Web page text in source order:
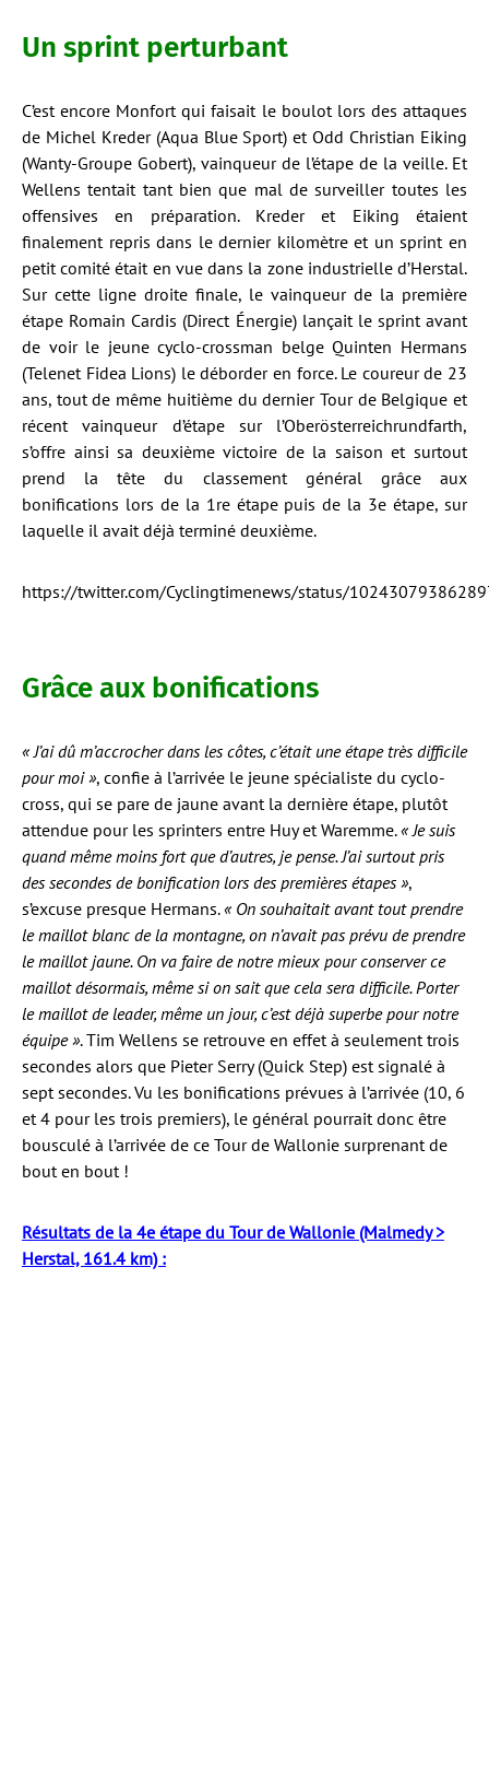
Un sprint perturbant
C’est encore Monfort qui faisait le boulot lors des attaques
de Michel Kreder (Aqua Blue Sport) et Odd Christian Eiking
(Wanty-Groupe Gobert), vainqueur de l’étape de la veille. Et
Wellens tentait tant bien que mal de surveiller toutes les
offensives en préparation. Kreder et Eiking étaient
finalement repris dans le dernier kilomètre et un sprint en
petit comité était en vue dans la zone industrielle d’Herstal.
Sur cette ligne droite finale, le vainqueur de la première
étape Romain Cardis (Direct Énergie) lançait le sprint avant
de voir le jeune cyclo-crossman belge Quinten Hermans
(Telenet Fidea Lions) le déborder en force. Le coureur de 23
ans, tout de même huitième du dernier Tour de Belgique et
récent vainqueur d’étape sur l’Oberösterreichrundfarth,
s’offre ainsi sa deuxième victoire de la saison et surtout
prend la tête du classement général grâce aux
bonifications lors de la 1re étape puis de la 3e étape, sur
laquelle il avait déjà terminé deuxième.
https://twitter.com/Cyclingtimenews/status/
Grâce aux bonifications
« J’ai dû m’accrocher dans les côtes, c’était une étape très difficile
pour moi », confie à l’arrivée le jeune spécialiste du cyclo-
cross, qui se pare de jaune avant la dernière étape, plutôt
attendue pour les sprinters entre Huy et Waremme.« Je suis
quand même moins fort que d’autres, je pense. J’ai surtout pris
des secondes de bonification lors des premières étapes »,
s’excuse presque Hermans.« On souhaitait avant tout prendre
le maillot blanc de la montagne, on n’avait pas prévu de prendre
le maillot jaune. On va faire de notre mieux pour conserver ce
maillot désormais, même si on sait que cela sera difficile. Porter
le maillot de leader, même un jour, c’est déjà superbe pour notre
équipe ». Tim Wellens se retrouve en effet à seulement trois
secondes alors que Pieter Serry (Quick Step) est signalé à
sept secondes. Vu les bonifications prévues à l’arrivée (10, 6
et 4 pour les trois premiers), le général pourrait donc être
bousculé à l’arrivée de ce Tour de Wallonie surprenant de
bout en bout !
Résultats de la 4e étape du Tour de Wallonie (Malmedy >
Herstal, 161.4 km) :